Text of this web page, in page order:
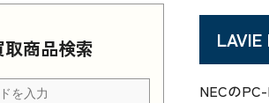
取商品検索
NECの